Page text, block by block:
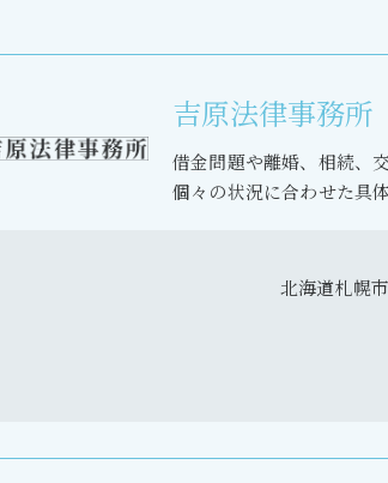
吉原法律事務所
借金問題や離婚、相続、
個々の状況に合わせた具
北海道札幌